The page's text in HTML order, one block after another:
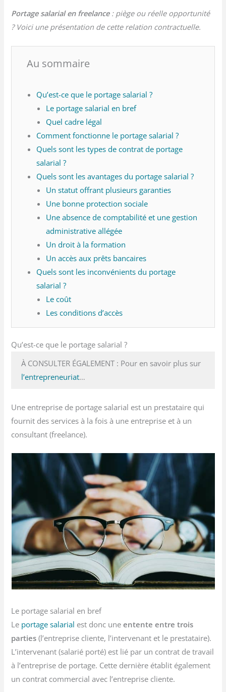
Portage salarial en freelance: piège ou réelle opportunité
? Voici une présentation de cette relation contractuelle.
Au sommaire
Qu’est-ce que le portage salarial ?
Le portage salarial en bref
Quel cadre légal
Comment fonctionne le portage salarial ?
Quels sont les types de contrat de portage
salarial ?
Quels sont les avantages du portage salarial ?
Un statut offrant plusieurs garanties
Une bonne protection sociale
Une absence de comptabilité et une gestion
administrative allégée
Un droit à la formation
Un accès aux prêts bancaires
Quels sont les inconvénients du portage
salarial ?
Le coût
Les conditions d’accès
Qu’est-ce que le portage salarial ?
À CONSULTER ÉGALEMENT : Pour en savoir plus sur
l’entrepreneuriat…
Une entreprise de portage salarial est un prestataire qui
fournit des services à la fois à une entreprise et à un
consultant (freelance).
Le portage salarial en bref
Le portage salarial est donc uneentente entre trois
parties (l’entreprise cliente, l’intervenant et le prestataire).
L’intervenant (salarié porté) est lié par un contrat de travail
à l’entreprise de portage. Cette dernière établit également
un contrat commercial avec l’entreprise cliente.